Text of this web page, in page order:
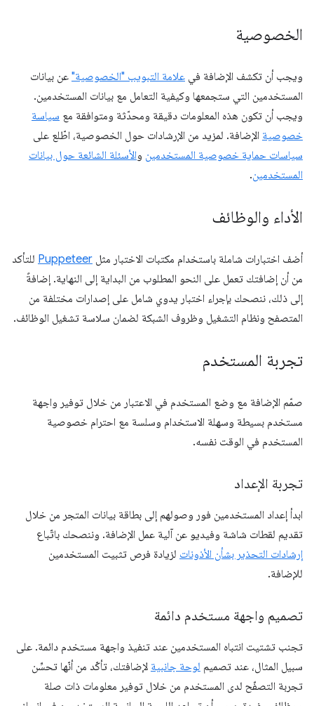
الخصوصية
ويجب أن تكشف الإضافة في علامة التبويب "الخصوصية" عن بيانات
المستخدمين التي ستجمعها وكيفية التعامل مع بيانات المستخدمين.
ويجب أن تكون هذه المعلومات دقيقة ومحدّثة ومتوافقة مع سياسة
خصوصية الإضافة. لمزيد من الإرشادات حول الخصوصية، اطّلع على
سياسات حماية خصوصية المستخدمين والأسئلة الشائعة حول بيانات
المستخدمين.
الأداء والوظائف
أضف اختبارات شاملة باستخدام مكتبات الاختبار مثل Puppeteer للتأكد
من أن إضافتك تعمل على النحو المطلوب من البداية إلى النهاية. إضافةً
إلى ذلك، ننصحك بإجراء اختبار يدوي شامل على إصدارات مختلفة من
المتصفح ونظام التشغيل وظروف الشبكة لضمان سلاسة تشغيل الوظائف.
تجربة المستخدم
صمّم الإضافة مع وضع المستخدم في الاعتبار من خلال توفير واجهة
مستخدم بسيطة وسهلة الاستخدام وسلسة مع احترام خصوصية
المستخدم في الوقت نفسه.
تجربة الإعداد
ابدأ إعداد المستخدمين فور وصولهم إلى بطاقة بيانات المتجر من خلال
تقديم لقطات شاشة وفيديو عن آلية عمل الإضافة. وننصحك باتّباع
إرشادات التحذير بشأن الأذونات لزيادة فرص تثبيت المستخدمين
للإضافة.
تصميم واجهة مستخدم دائمة
تجنب تشتيت انتباه المستخدمين عند تنفيذ واجهة مستخدم دائمة. على
سبيل المثال، عند تصميم لوحة جانبية لإضافتك، تأكّد من أنّها تحسِّن
تجربة التصفّح لدى المستخدم من خلال توفير معلومات ذات صلة